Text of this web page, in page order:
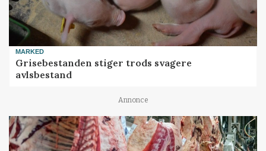
MARKED
Grisebestanden stiger trods svagere
avlsbestand
Annonce